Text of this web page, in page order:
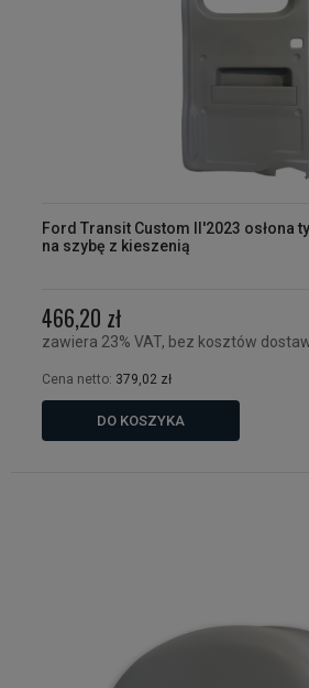
Ford Transit Custom II'2023 osłona
na szybę z kieszenią
466,20 zł
zawiera 23% VAT, bez kosztów
Cena netto: 379,02 zł
DO KOSZYKA